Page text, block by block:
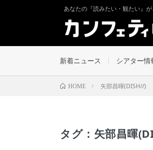
あなたの『読みたい・観たい』が
新着ニュース シアター情
HOME 矢部昌暉(DISH//)
タグ：矢部昌暉